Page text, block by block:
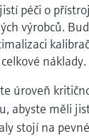
péči o
výrobců.
náklady.
úroveň
abyste měli
stojí na